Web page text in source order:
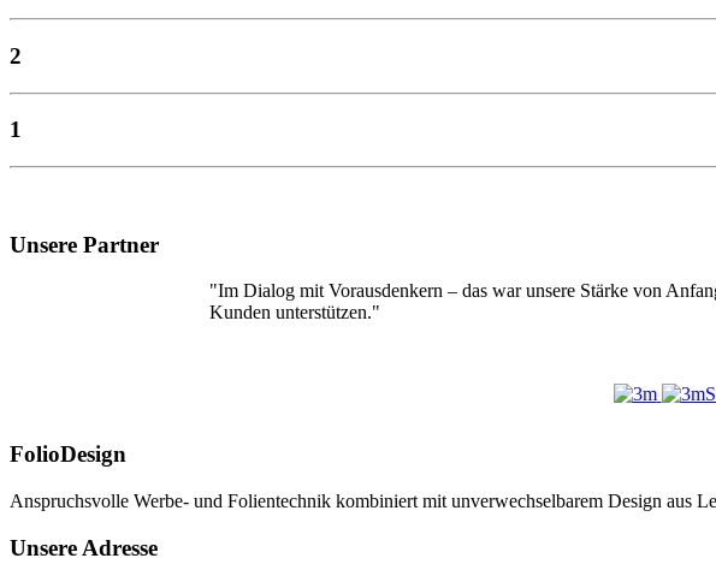
2
1
Unsere Partner
"Im Dialog mit Vorausdenkern – das war unsere Stärke von
Kunden unterstützen."
FolioDesign
Anspruchsvolle Werbe- und Folientechnik kombiniert mit unverwechselbarem Design aus
Unsere Adresse